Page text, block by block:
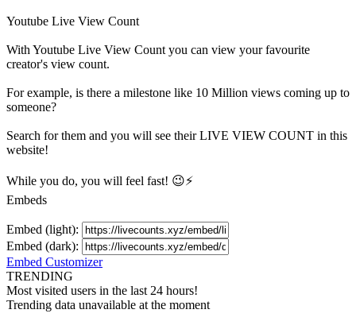
Youtube Live View Count
With Youtube Live View Count you can view your favourite
creator's view count.
For example, is there a milestone like 10 Million views coming up to
someone?
Search for them and you will see their LIVE VIEW COUNT in this
website!
While you do, you will feel fast! 😉⚡
Embeds
Embed (light):
Embed (dark):
Embed Customizer
TRENDING
Most visited users in the last 24 hours!
Trending data unavailable at the moment